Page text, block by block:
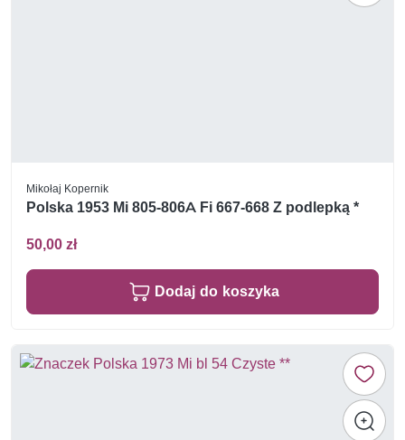
Mikołaj Kopernik
Polska 1953 Mi 805-806A Fi 667-668 Z podlepką *
50,00 zł
Dodaj do koszyka